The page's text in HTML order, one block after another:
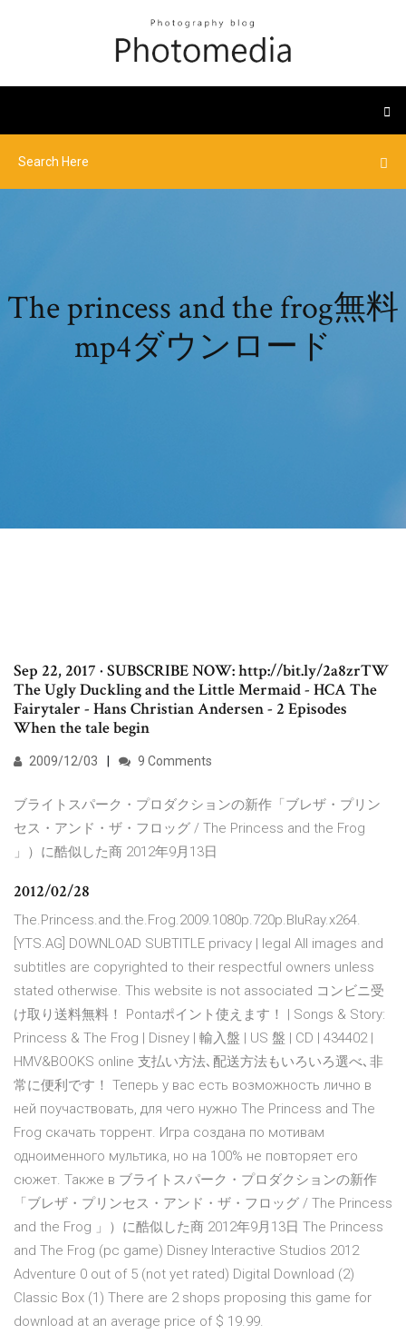
The princess and the frog無料
mp4ダウンロード
Sep 22, 2017 · SUBSCRIBE NOW: http://bit.ly/2a8zrTW
The Ugly Duckling and the Little Mermaid - HCA The
Fairytaler - Hans Christian Andersen - 2 Episodes
When the tale begin
2009/12/03 9 Comments
ブライトスパーク・プロダクションの新作「ブレザ・プリン
セス・アンド・ザ・フロッグ / The Princess and the Frog
」）に酷似した商 2012年9月13日
2012/02/28
The.Princess.and.the.Frog.2009.1080p.720p.BluRay.x264.
[YTS.AG] DOWNLOAD SUBTITLE privacy | legal All images and
subtitles are copyrighted to their respectful owners unless
stated otherwise. This website is not associated コンビニ受
け取り送料無料！ Pontaポイント使えます！ | Songs & Story:
Princess & The Frog | Disney | 輸入盤 | US 盤 | CD | 434402 |
HMV&BOOKS online 支払い方法､配送方法もいろいろ選べ､非
常に便利です！ Теперь у вас есть возможность лично в
ней поучаствовать, для чего нужно The Princess and The
Frog скачать торрент. Игра создана по мотивам
одноименного мультика, но на 100% не повторяет его
сюжет. Также в ブライトスパーク・プロダクションの新作
「ブレザ・プリンセス・アンド・ザ・フロッグ / The Princess
and the Frog 」）に酷似した商 2012年9月13日 The Princess
and The Frog (pc game) Disney Interactive Studios 2012
Adventure 0 out of 5 (not yet rated) Digital Download (2)
Classic Box (1) There are 2 shops proposing this game for
download at an average price of $ 19.99.